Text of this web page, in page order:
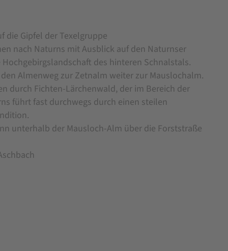
Gipfel der Texelgruppe
nach Naturns mit Ausblick auf den Naturnser
des hinteren Schnalstals.
Almenweg zur Zetnalm weiter zur Mauslochalm.
durch Fichten-Lärchenwald, der im Bereich der
führt fast durchwegs durch einen steilen
unterhalb der Mausloch-Alm über die Forststraße